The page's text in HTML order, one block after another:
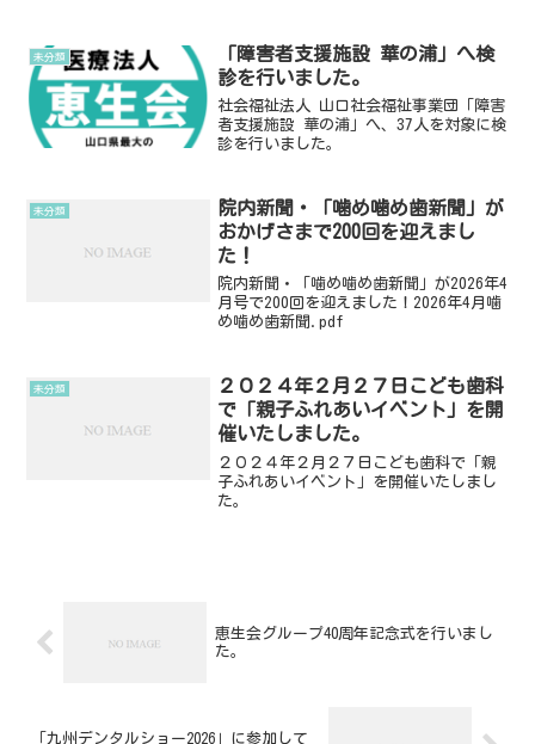
食い縛りによる咬耗の方も一定数いらっ
しゃいました。
未分類
「障害者支援施設 華の浦」へ検
診を行いました。
社会福祉法人 山口社会福祉事業団「障害
者支援施設 華の浦」へ、37人を対象に検
診を行いました。
未分類
院内新聞・「噛め噛め歯新聞」が
おかげさまで200回を迎えまし
た！
院内新聞・「噛め噛め歯新聞」が2026年4
月号で200回を迎えました！2026年4月噛
め噛め歯新聞.pdf
未分類
２０２４年２月２７日こども歯科
で「親子ふれあいイベント」を開
催いたしました。
２０２４年２月２７日こども歯科で「親
子ふれあいイベント」を開催いたしまし
た。
恵生会グループ40周年記念式を行いまし
た。
「九州デンタルショー2026」に参加して